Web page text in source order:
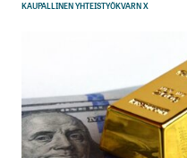
KAUPALLINEN YHTEISTYÖKVARN X